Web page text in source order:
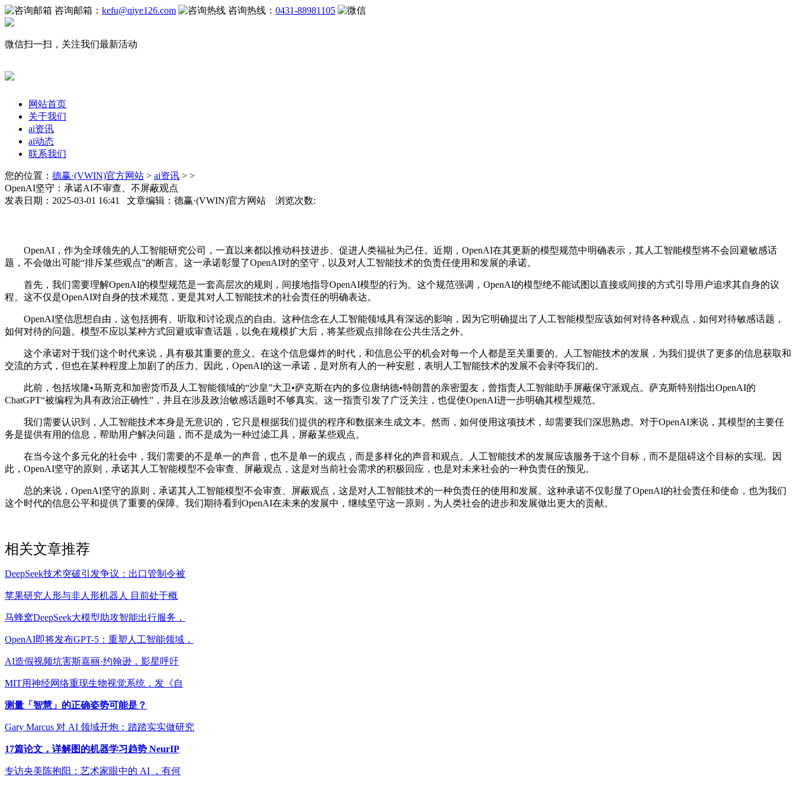
咨询邮箱： kefu@qiye126.com 咨询热线： 0431-88981105
微信扫一扫，关注我们最新活动
网站首页
关于我们
ai资讯
ai动态
联系我们
您的位置： 德赢·(VWIN)官方网站 > ai资讯 > >
OpenAI坚守：承诺AI不审查、不屏蔽观点
发表日期：2025-03-01 16:41 文章编辑：德赢·(VWIN)官方网站 浏览次数:
OpenAI，作为全球领先的人工智能研究公司，一直以来都以推动科技进步、促进人类福祉为己任。近期，OpenAI在其更新的模型规范中明确表示，其人工智能模型将不会回避敏感话
题，不会做出可能“排斥某些观点”的断言。这一承诺彰显了OpenAI对的坚守，以及对人工智能技术的负责任使用和发展的承诺。
首先，我们需要理解OpenAI的模型规范是一套高层次的规则，间接地指导OpenAI模型的行为。这个规范强调，OpenAI的模型绝不能试图以直接或间接的方式引导用户追求其自身的议
程。这不仅是OpenAI对自身的技术规范，更是其对人工智能技术的社会责任的明确表达。
OpenAI坚信思想自由，这包括拥有、听取和讨论观点的自由。这种信念在人工智能领域具有深远的影响，因为它明确提出了人工智能模型应该如何对待各种观点，如何对待敏感话题，
如何对待的问题。模型不应以某种方式回避或审查话题，以免在规模扩大后，将某些观点排除在公共生活之外。
这个承诺对于我们这个时代来说，具有极其重要的意义。在这个信息爆炸的时代，和信息公平的机会对每一个人都是至关重要的。人工智能技术的发展，为我们提供了更多的信息获取和
交流的方式，但也在某种程度上加剧了的压力。因此，OpenAI的这一承诺，是对所有人的一种安慰，表明人工智能技术的发展不会剥夺我们的。
此前，包括埃隆•马斯克和加密货币及人工智能领域的“沙皇”大卫•萨克斯在内的多位唐纳德•特朗普的亲密盟友，曾指责人工智能助手屏蔽保守派观点。萨克斯特别指出OpenAI的
ChatGPT“被编程为具有政治正确性”，并且在涉及政治敏感话题时不够真实。这一指责引发了广泛关注，也促使OpenAI进一步明确其模型规范。
我们需要认识到，人工智能技术本身是无意识的，它只是根据我们提供的程序和数据来生成文本。然而，如何使用这项技术，却需要我们深思熟虑。对于OpenAI来说，其模型的主要任
务是提供有用的信息，帮助用户解决问题，而不是成为一种过滤工具，屏蔽某些观点。
在当今这个多元化的社会中，我们需要的不是单一的声音，也不是单一的观点，而是多样化的声音和观点。人工智能技术的发展应该服务于这个目标，而不是阻碍这个目标的实现。因
此，OpenAI坚守的原则，承诺其人工智能模型不会审查、屏蔽观点，这是对当前社会需求的积极回应，也是对未来社会的一种负责任的预见。
总的来说，OpenAI坚守的原则，承诺其人工智能模型不会审查、屏蔽观点，这是对人工智能技术的一种负责任的使用和发展。这种承诺不仅彰显了OpenAI的社会责任和使命，也为我们
这个时代的信息公平和提供了重要的保障。我们期待看到OpenAI在未来的发展中，继续坚守这一原则，为人类社会的进步和发展做出更大的贡献。
相关文章推荐
DeepSeek技术突破引发争议：出口管制令被
苹果研究人形与非人形机器人 目前处于概
马蜂窝DeepSeek大模型助攻智能出行服务，
OpenAI即将发布GPT-5：重塑人工智能领域，
AI造假视频坑害斯嘉丽·约翰逊，影星呼吁
MIT用神经网络重现生物视觉系统，发《自
测量「智慧」的正确姿势可能是？
Gary Marcus 对 AI 领域开炮：踏踏实实做研究
17篇论文，详解图的机器学习趋势 NeurIP
专访央美陈抱阳：艺术家眼中的 AI ，有何